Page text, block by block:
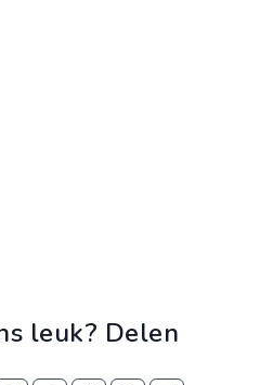
leuk? Delen